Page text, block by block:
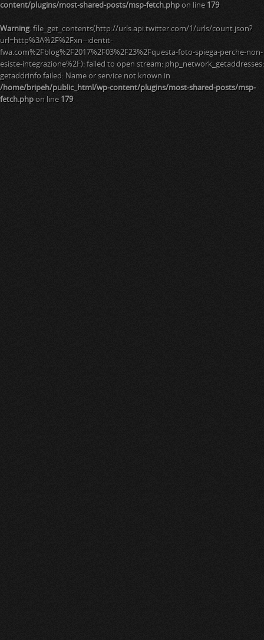
content/plugins/most-shared-posts/msp-fetch.php on line 179
Warning: file_get_contents(http://urls.api.twitter.com/1/urls/count.json?
url=http%3A%2F%2Fxn--identit-
fwa.com%2Fblog%2F2017%2F03%2F23%2Fquesta-foto-spiega-perche-non-
esiste-integrazione%2F): failed to open stream: php_network_getaddresses:
getaddrinfo failed: Name or service not known in
/home/bripeh/public_html/wp-content/plugins/most-shared-posts/msp-
fetch.php on line 179